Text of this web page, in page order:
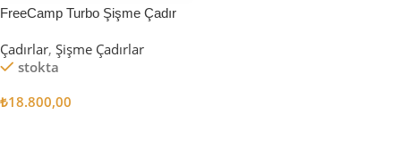
FreeCamp Turbo Şişme Çadır
Çadırlar, Şişme Çadırlar
stokta
₺18.800,00